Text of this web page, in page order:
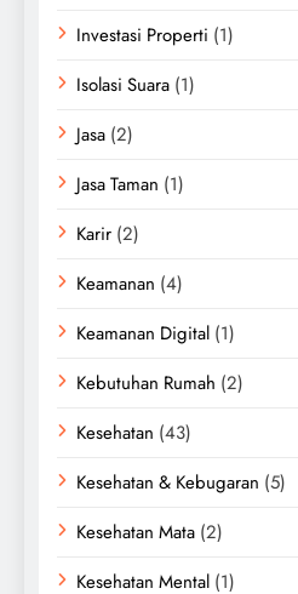
Investasi Properti (1)
Isolasi Suara (1)
Jasa (2)
Jasa Taman (1)
Karir (2)
Keamanan (4)
Keamanan Digital (1)
Kebutuhan Rumah (2)
Kesehatan (43)
Kesehatan & Kebugaran (5)
Kesehatan Mata (2)
Kesehatan Mental (1)